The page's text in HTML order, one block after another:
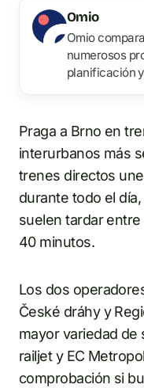
Omio
Omio
numerosos
planificación
Praga a Brno en
interurbanos más
trenes directos
durante todo el
suelen tardar
40 minutos.
Los dos
České dráhy y
mayor variedad de
railjet y EC
comprobación si